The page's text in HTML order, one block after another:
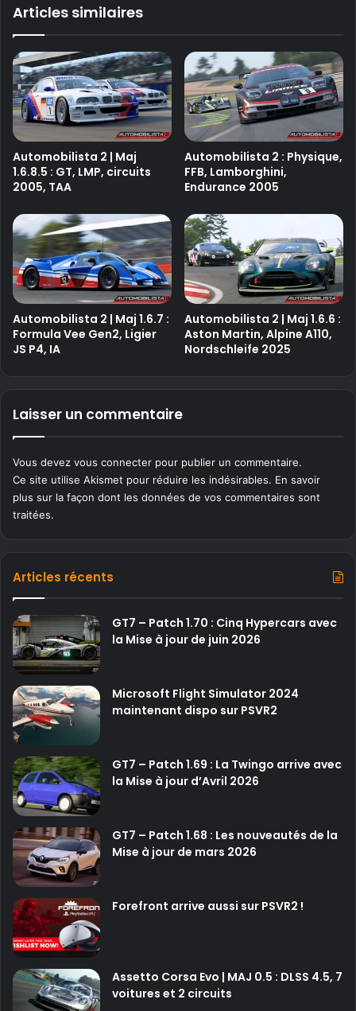
Articles similaires
Automobilista 2 | Maj
1.6.8.5 : GT, LMP, circuits
2005, TAA
Automobilista 2 : Physique,
FFB, Lamborghini,
Endurance 2005
Automobilista 2 | Maj 1.6.7 :
Formula Vee Gen2, Ligier
JS P4, IA
Automobilista 2 | Maj 1.6.6 :
Aston Martin, Alpine A110,
Nordschleife 2025
Laisser un commentaire
Vous devez vous connecter pour publier un commentaire.
Ce site utilise Akismet pour réduire les indésirables. En savoir
plus sur la façon dont les données de vos commentaires sont
traitées.
Articles récents
GT7 – Patch 1.70 : Cinq Hypercars avec
la Mise à jour de juin 2026
Microsoft Flight Simulator 2024
maintenant dispo sur PSVR2
GT7 – Patch 1.69 : La Twingo arrive avec
la Mise à jour d’Avril 2026
GT7 – Patch 1.68 : Les nouveautés de la
Mise à jour de mars 2026
Forefront arrive aussi sur PSVR2 !
Assetto Corsa Evo | MAJ 0.5 : DLSS 4.5, 7
voitures et 2 circuits